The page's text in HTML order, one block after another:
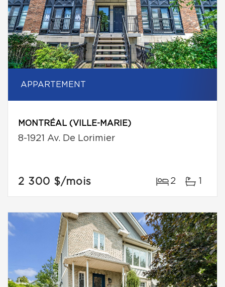
APPARTEMENT
MONTRÉAL (VILLE-MARIE)
8-1921 Av. De Lorimier
2 300 $/mois 2 1